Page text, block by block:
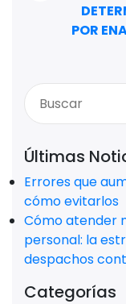
POR
Últimas
Errores que
cómo evitarlos
Cómo atender
personal: la
despachos
Categorías